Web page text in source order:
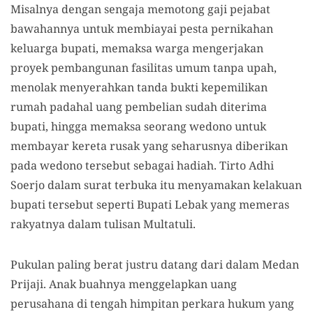
Misalnya dengan sengaja memotong gaji pejabat
bawahannya untuk membiayai pesta pernikahan
keluarga bupati, memaksa warga mengerjakan
proyek pembangunan fasilitas umum tanpa upah,
menolak menyerahkan tanda bukti kepemilikan
rumah padahal uang pembelian sudah diterima
bupati, hingga memaksa seorang wedono untuk
membayar kereta rusak yang seharusnya diberikan
pada wedono tersebut sebagai hadiah. Tirto Adhi
Soerjo dalam surat terbuka itu menyamakan kelakuan
bupati tersebut seperti Bupati Lebak yang memeras
rakyatnya dalam tulisan Multatuli.
Pukulan paling berat justru datang dari dalam Medan
Prijaji. Anak buahnya menggelapkan uang
perusahana di tengah himpitan perkara hukum yang